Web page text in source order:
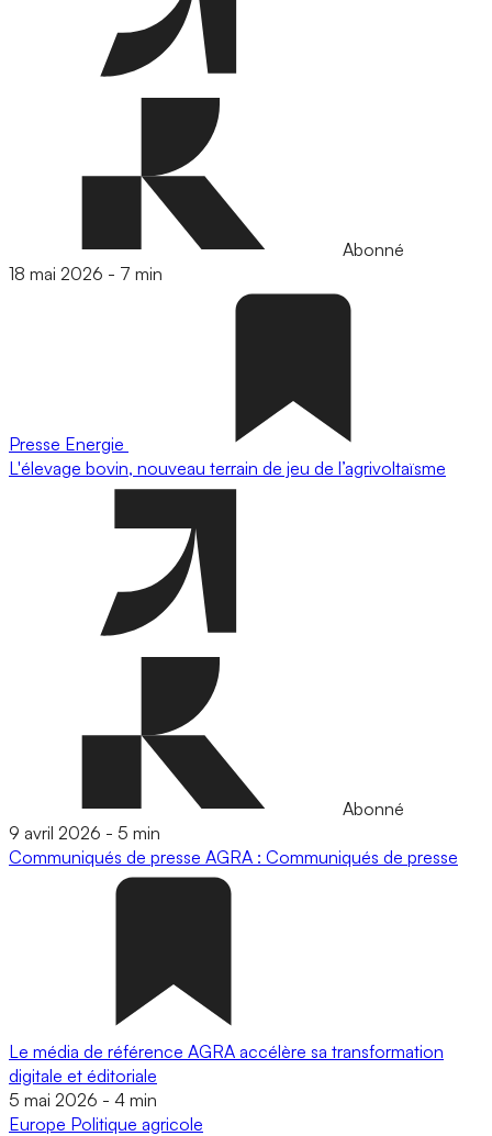
Abonné
18 mai 2026 - 7 min
Presse Energie
L'élevage bovin, nouveau terrain de jeu de l’agrivoltaïsme
Abonné
9 avril 2026 - 5 min
Communiqués de presse AGRA : Communiqués de presse
Le média de référence AGRA accélère sa transformation
digitale et éditoriale
5 mai 2026 - 4 min
Europe Politique agricole